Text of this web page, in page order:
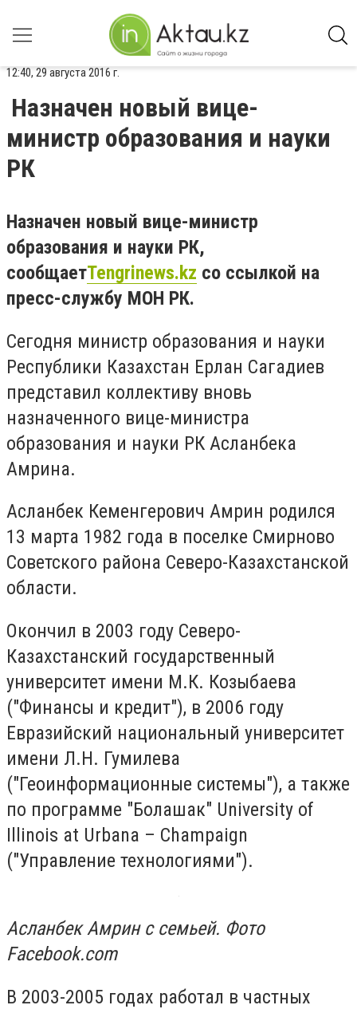
12:40, 29 августа 2016 г.
Назначен новый вице-
министр образования и науки
РК
Назначен новый вице-министр
образования и науки РК,
сообщаетTengrinews.kz со ссылкой на
пресс-службу МОН РК.
Сегодня министр образования и науки
Республики Казахстан Ерлан Сагадиев
представил коллективу вновь
назначенного вице-министра
образования и науки РК Асланбека
Амрина.
Асланбек Кеменгерович Амрин родился
13 марта 1982 года в поселке Смирново
Советского района Северо-Казахстанской
области.
Окончил в 2003 году Северо-
Казахстанский государственный
университет имени М.К. Козыбаева
("Финансы и кредит"), в 2006 году
Евразийский национальный университет
имени Л.Н. Гумилева
("Геоинформационные системы"), а также
по программе "Болашак" University of
Illinois at Urbana – Champaign
("Управление технологиями").
Асланбек Амрин с семьей. Фото
Facebook.com
В 2003-2005 годах работал в частных